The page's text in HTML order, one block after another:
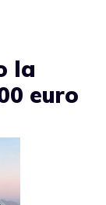
la
euro